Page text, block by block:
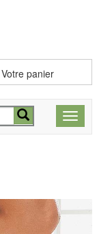
Votre panier
Toggle